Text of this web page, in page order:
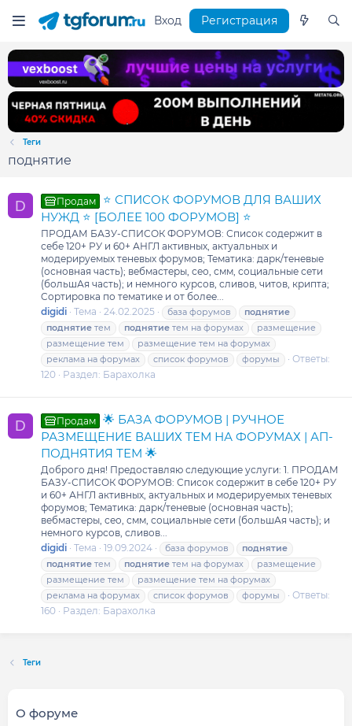
Вход Регистрация
Теги
поднятие
D Продам
⭐ СПИСОК ФОРУМОВ ДЛЯ ВАШИХ
НУЖД ⭐ [БОЛЕЕ 100 ФОРУМОВ] ⭐
ПРОДАМ БАЗУ-СПИСОК ФОРУМОВ: Список содержит в
себе 120+ РУ и 60+ АНГЛ активных, актуальных и
модерируемых теневых форумов; Тематика: дарк/теневые
(основная часть); вебмастеры, сео, смм, социальные сети
(большАя часть); и немного курсов, сливов, читов, крипта;
Cортировка по тематике и от более...
digidi Тема 24.02.2025 база форумов
поднятие
поднятие тем поднятие тем на форумах
размещение
размещение тем
размещение тем на форумах
реклама на форумах
список форумов форумы
Ответы:
120
Раздел: Барахолка
D Продам
🌟 БАЗА ФОРУМОВ | РУЧНОЕ
РАЗМЕЩЕНИЕ ВАШИХ ТЕМ НА ФОРУМАХ | АП-
ПОДНЯТИЯ ТЕМ 🌟
Доброго дня! Предоставляю следующие услуги: 1. ПРОДАМ
БАЗУ-СПИСОК ФОРУМОВ: Список содержит в себе 120+ РУ
и 60+ АНГЛ активных, актуальных и модерируемых теневых
форумов; Тематика: дарк/теневые (основная часть);
вебмастеры, сео, смм, социальные сети (большАя часть); и
немного курсов, сливов...
digidi Тема 19.09.2024 база форумов
поднятие
поднятие тем поднятие тем на форумах
размещение
размещение тем
размещение тем на форумах
реклама на форумах
список форумов форумы
Ответы:
160
Раздел: Барахолка
Теги
О форуме